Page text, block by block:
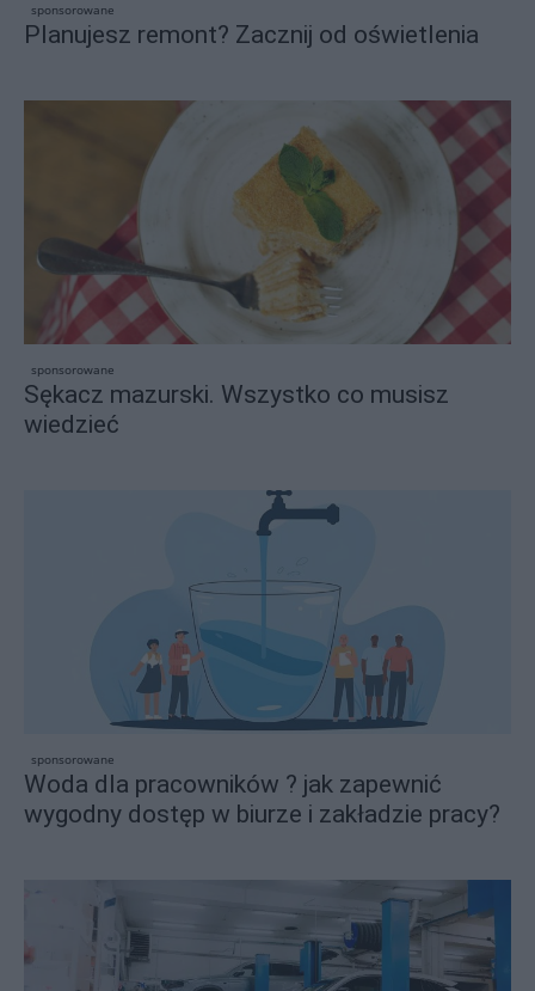
sponsorowane
Planujesz remont? Zacznij od oświetlenia
sponsorowane
Sękacz mazurski. Wszystko co musisz
wiedzieć
sponsorowane
Woda dla pracowników ? jak zapewnić
wygodny dostęp w biurze i zakładzie pracy?